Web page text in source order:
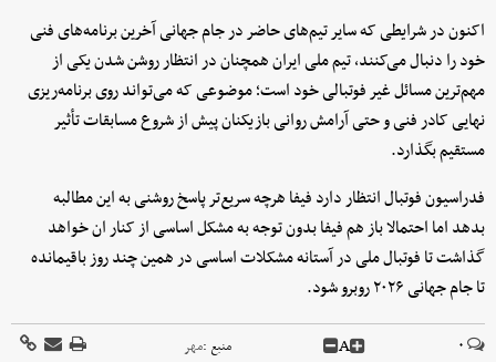
اکنون در شرایطی که سایر تیم‌های حاضر در جام جهانی آخرین برنامه‌های فنی
خود را دنبال می‌کنند، تیم ملی ایران همچنان در انتظار روشن شدن یکی از
مهم‌ترین مسائل غیر فوتبالی خود است؛ موضوعی که می‌تواند روی برنامه‌ریزی
نهایی کادر فنی و حتی آرامش روانی بازیکنان پیش از شروع مسابقات تأثیر
مستقیم بگذارد.
فدراسیون فوتبال انتظار دارد فیفا هرچه سریع‌تر پاسخ روشنی به این مطالبه
بدهد اما احتمالا باز هم فیفا بدون توجه به مشکل اساسی از کنار ان خواهد
گذاشت تا فوتبال ملی در آستانه مشکلات اساسی در همین چند روز باقیمانده
تا جام جهانی ۲۰۲۶ روبرو شود.
۰ A منبع :مهر